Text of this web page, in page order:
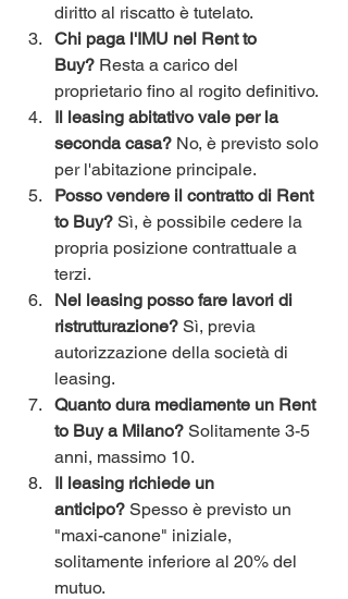
diritto al riscatto è tutelato.
Chi paga l'IMU nel Rent to
Buy? Resta a carico del
proprietario fino al rogito definitivo.
Il leasing abitativo vale per la
seconda casa? No, è previsto solo
per l'abitazione principale.
Posso vendere il contratto di Rent
to Buy? Sì, è possibile cedere la
propria posizione contrattuale a
terzi.
Nel leasing posso fare lavori di
ristrutturazione? Sì, previa
autorizzazione della società di
leasing.
Quanto dura mediamente un Rent
to Buy a Milano? Solitamente 3-5
anni, massimo 10.
Il leasing richiede un
anticipo? Spesso è previsto un
"maxi-canone" iniziale,
solitamente inferiore al 20% del
mutuo.